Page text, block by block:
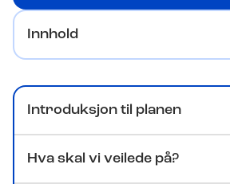
Innhold
Introduksjon til planen
Hva skal vi veilede på?